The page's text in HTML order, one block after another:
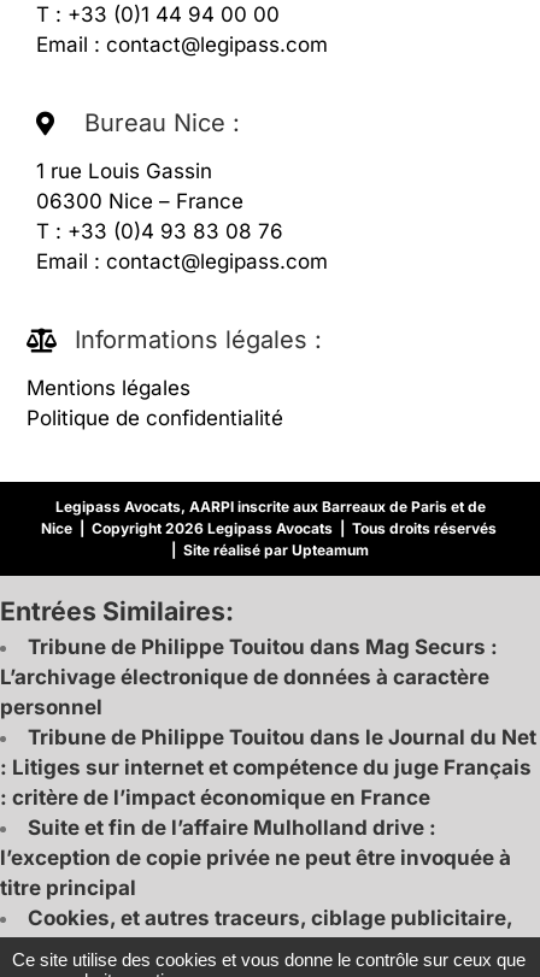
T : +33 (0)1 44 94 00 00
Email : contact@legipass.com
Bureau Nice :
1 rue Louis Gassin
06300 Nice – France
T : +33 (0)4 93 83 08 76
Email : contact@legipass.com
Informations légales :
Mentions légales
Politique de confidentialité
Legipass Avocats, AARPI inscrite aux Barreaux de Paris et de
Nice | Copyright 2026 Legipass Avocats | Tous droits réservés
| Site réalisé par Upteamum
Entrées Similaires:
Tribune de Philippe Touitou dans Mag Securs :
L’archivage électronique de données à caractère
personnel
Tribune de Philippe Touitou dans le Journal du Net
: Litiges sur internet et compétence du juge Français
: critère de l’impact économique en France
Suite et fin de l’affaire Mulholland drive :
l’exception de copie privée ne peut être invoquée à
titre principal
Cookies, et autres traceurs, ciblage publicitaire,
RGPD, loi informatique et libertés : les règles ont
Ce site utilise des cookies et vous donne le contrôle sur ceux que